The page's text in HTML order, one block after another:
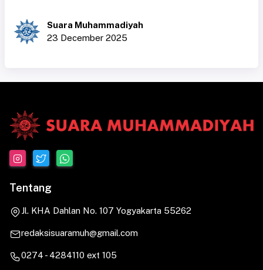
Suara Muhammadiyah
23 December 2025
Tentang
Jl. KHA Dahlan No. 107 Yogyakarta 55262
redaksisuaramuh@gmail.com
0274 - 4284110 ext 105